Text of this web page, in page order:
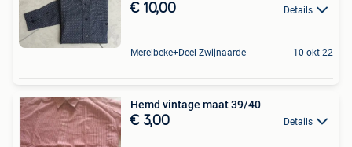
€ 10,00 Details
Merelbeke+Deel Zwijnaarde 10 okt 22
Hemd vintage maat 39/40
€ 3,00 Details